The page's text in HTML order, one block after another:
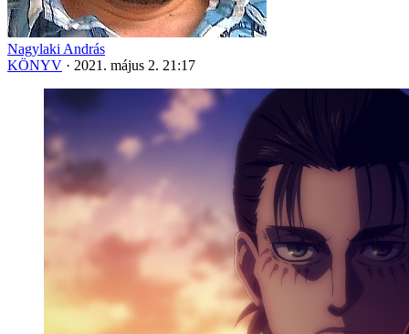
Nagylaki András
KÖNYV · 2021. május 2. 21:17